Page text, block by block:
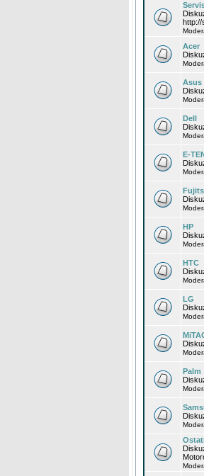
http://
Acer
Asus
Dell
E-
HP
HTC
LG
Palm